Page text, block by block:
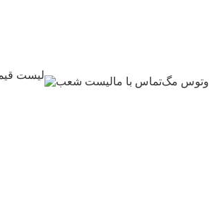
وتوس مگتماس با مالیست شعب